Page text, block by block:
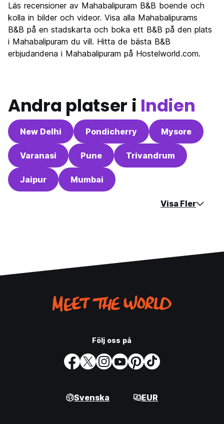
Läs recensioner av Mahabalipuram B&B boende och
kolla in bilder och videor. Visa alla Mahabalipurams
B&B på en stadskarta och boka ett B&B på den plats
i Mahabalipuram du vill. Hitta de bästa B&B
erbjudandena i Mahabalipuram på Hostelworld.com.
Andra platser i Indien
New Delhi Pondicherry Mysore
Varanasi Pune Trivandrum
Jaipur Mumbai
Visa Fler
Följ oss på
Svenska EUR